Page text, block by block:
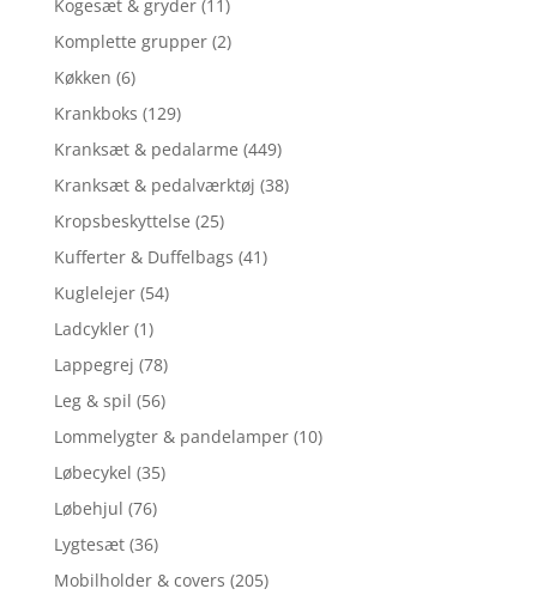
Kogesæt & gryder (11)
Komplette grupper (2)
Køkken (6)
Krankboks (129)
Kranksæt & pedalarme (449)
Kranksæt & pedalværktøj (38)
Kropsbeskyttelse (25)
Kufferter & Duffelbags (41)
Kuglelejer (54)
Ladcykler (1)
Lappegrej (78)
Leg & spil (56)
Lommelygter & pandelamper (10)
Løbecykel (35)
Løbehjul (76)
Lygtesæt (36)
Mobilholder & covers (205)